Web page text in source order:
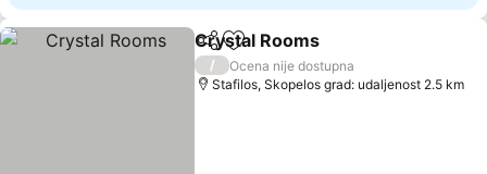
Deli Dodati u favorite
Crystal Rooms
/
Ocena nije dostupna
Stafilos, Skopelos grad: udaljenost 2.5 km